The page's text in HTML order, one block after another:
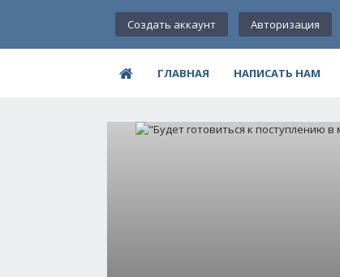
Создать аккаунт Авторизация
ГЛАВНАЯ НАПИСАТЬ НАМ